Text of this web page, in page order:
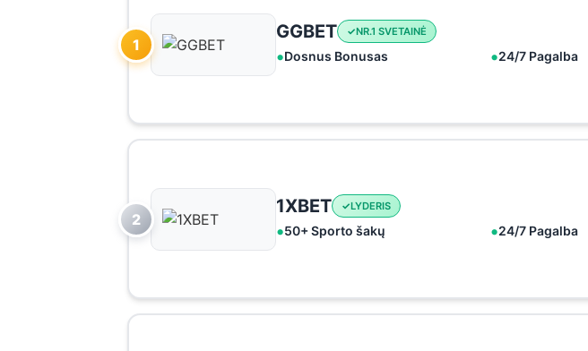
1
GGBET NR.1 SVETAINĖ
Dosnus Bonusas 24/7 Pagalba
2
1XBET LYDERIS
50+ Sporto šakų 24/7 Pagalba